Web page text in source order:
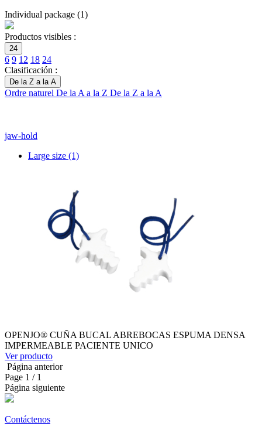
Individual package (1)
Productos visibles :
24
6 9 12 18 24
Clasificación :
De la Z a la A
Ordre naturel De la A a la Z De la Z a la A
jaw-hold
Large size (1)
OPENJO® CUÑA BUCAL ABREBOCAS ESPUMA DENSA
IMPERMEABLE PACIENTE UNICO
Ver producto
Página anterior
Page 1 / 1
Página siguiente
Contáctenos